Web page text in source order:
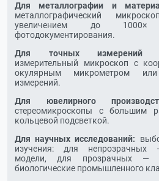
Для металлографии и
металлографический
увеличением до
фотодокументирования.
Для точных измерений
измерительный микроскоп с
окулярным микрометром
измерений.
Для ювелирного
стереомикроскопы с большим
кольцевой подсветкой.
Для научных исследований:
изучения: для непрозрачных
модели, для прозрачных —
биологические промышленного